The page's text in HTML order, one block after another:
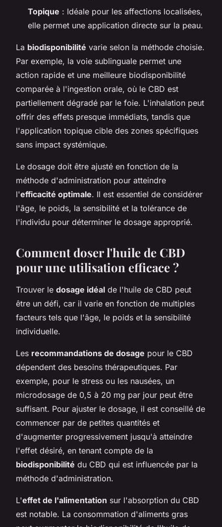
Topique : Idéale pour les affections localisées,
elle permet une application directe sur la peau.
La biodisponibilité varie selon la méthode choisie.
Par exemple, la voie sublinguale permet une
action rapide et une meilleure biodisponibilité
comparée à l'ingestion orale, où le CBD est
partiellement dégradé par le foie. L'inhalation peut
offrir des effets presque immédiats, tandis que
l'application topique cible des zones spécifiques
sans impact systémique.
Le dosage doit être ajusté en fonction de la
méthode d'administration pour atteindre
l'efficacité optimale. Il est essentiel de considérer
l'âge, le poids, la sensibilité et la tolérance de
l'individu pour déterminer le dosage approprié.
Comment doser l'huile de CBD
pour une utilisation efficace ?
Trouver le dosage idéal de l'huile de CBD peut
être un défi, car il varie en fonction de multiples
facteurs tels que l'âge, le poids et la sensibilité
individuelle.
Les recommandations de dosage pour le CBD
dépendent des besoins thérapeutiques. Par
exemple, pour le stress ou les nausées, un
microdosage de 0,5 à 20 mg par jour peut être
suffisant. Pour ajuster le dosage, il est conseillé de
commencer par de petites quantités et
d'augmenter progressivement jusqu'à atteindre
l'effet désiré, en tenant compte de la
biodisponibilité du CBD qui est influencée par la
méthode d'administration.
L'effet de l'alimentation sur l'absorption du CBD
est notable. La consommation d'aliments gras